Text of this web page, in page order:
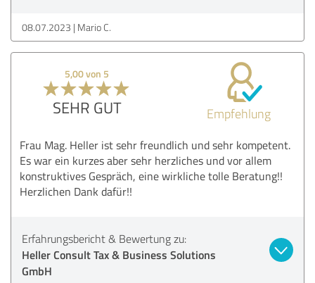
08.07.2023 Mario C.
5,00 von 5
SEHR GUT Empfehlung
Frau Mag. Heller ist sehr freundlich und sehr kompetent.
Es war ein kurzes aber sehr herzliches und vor allem
konstruktives Gespräch, eine wirkliche tolle Beratung!!
Herzlichen Dank dafür!!
Erfahrungsbericht & Bewertung zu:
Heller Consult Tax & Business Solutions
GmbH